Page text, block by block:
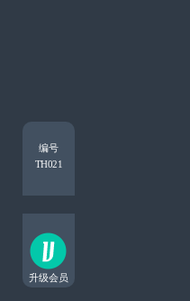
编号
TH021
升级会员